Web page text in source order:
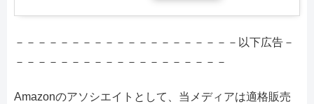
－－－－－－－－－－－－－－－－－－－－以下広告－
－－－－－－－－－－－－－－－－－－－
Amazonのアソシエイトとして、当メディアは適格販売